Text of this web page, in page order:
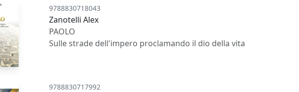
9788830718043
Zanotelli Alex
PAOLO
Sulle strade dell'impero proclamando il dio della vita
9788830717992